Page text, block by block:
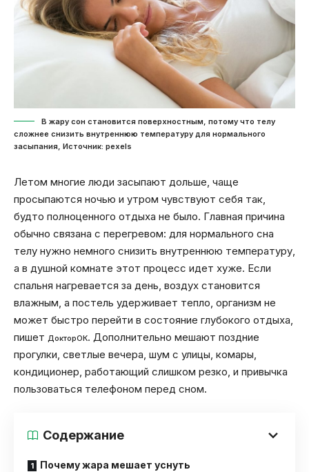
В жару сон становится поверхностным, потому что телу
сложнее снизить внутреннюю температуру для нормального
засыпания, Источник: pexels
Летом многие люди засыпают дольше, чаще
просыпаются ночью и утром чувствуют себя так,
будто полноценного отдыха не было. Главная причина
обычно связана с перегревом: для нормального сна
телу нужно немного снизить внутреннюю температуру,
а в душной комнате этот процесс идет хуже. Если
спальня нагревается за день, воздух становится
влажным, а постель удерживает тепло, организм не
может быстро перейти в состояние глубокого отдыха,
пишет ДокторОК. Дополнительно мешают поздние
прогулки, светлые вечера, шум с улицы, комары,
кондиционер, работающий слишком резко, и привычка
пользоваться телефоном перед сном.
Содержание
Почему жара мешает уснуть